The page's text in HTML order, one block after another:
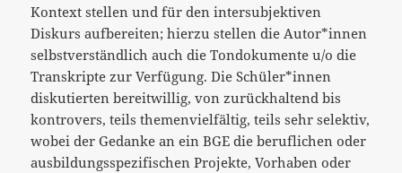
Kontext stellen und für den intersubjektiven
Diskurs aufbereiten; hierzu stellen die Autor*innen
selbstverständlich auch die Tondokumente u/o die
Transkripte zur Verfügung. Die Schüler*innen
diskutierten bereitwillig, von zurückhaltend bis
kontrovers, teils themenvielfältig, teils sehr selektiv,
wobei der Gedanke an ein BGE die beruflichen oder
ausbildungsspezifischen Projekte, Vorhaben oder